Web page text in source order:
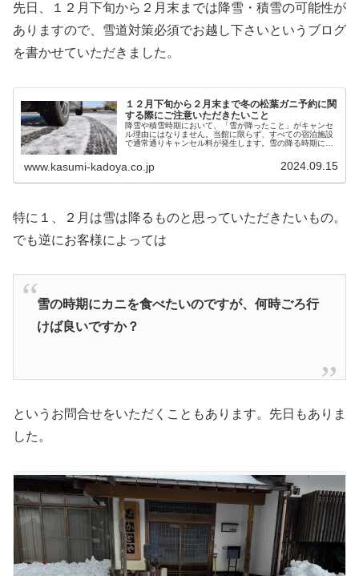
先日、１２月下旬から２月末までは降雪・積雪の可能性が
ありますので、雪道対策必須でお越し下さいというブログ
を書かせていただきました。
１２月下旬から２月末まで冬の松葉ガニ予約に関
する際にご注意いただきたいこと
降雪や積雪時期において、「雪が降ったこと」がキャンセ
ル理由にはなりません。当館に限らず、すべての宿泊施設
で通常通りキャンセル料が発生します。雪の降る時期に予
点で雪道運転対策をされているかの確認もとらせていただ
いていおります。
www.kasumi-kadoya.co.jp 2024.09.15
特に１、２月は雪は降るものと思っていただきたいもの。
でも逆にお客様によっては
雪の時期にカニを食べたいのですが、何時ごろ行
けば良いですか？
というお問合せをいただくこともあります。先日もありま
した。